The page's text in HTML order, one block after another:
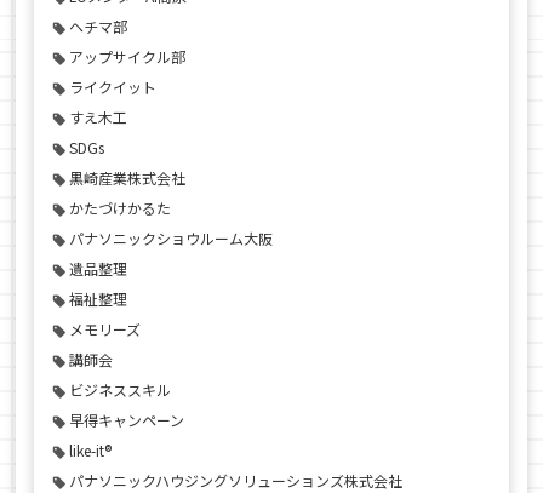
ヘチマ部
アップサイクル部
ライクイット
すえ木工
SDGs
黒崎産業株式会社
かたづけかるた
パナソニックショウルーム大阪
遺品整理
福祉整理
メモリーズ
講師会
ビジネススキル
早得キャンペーン
like-it®
パナソニックハウジングソリューションズ株式会社